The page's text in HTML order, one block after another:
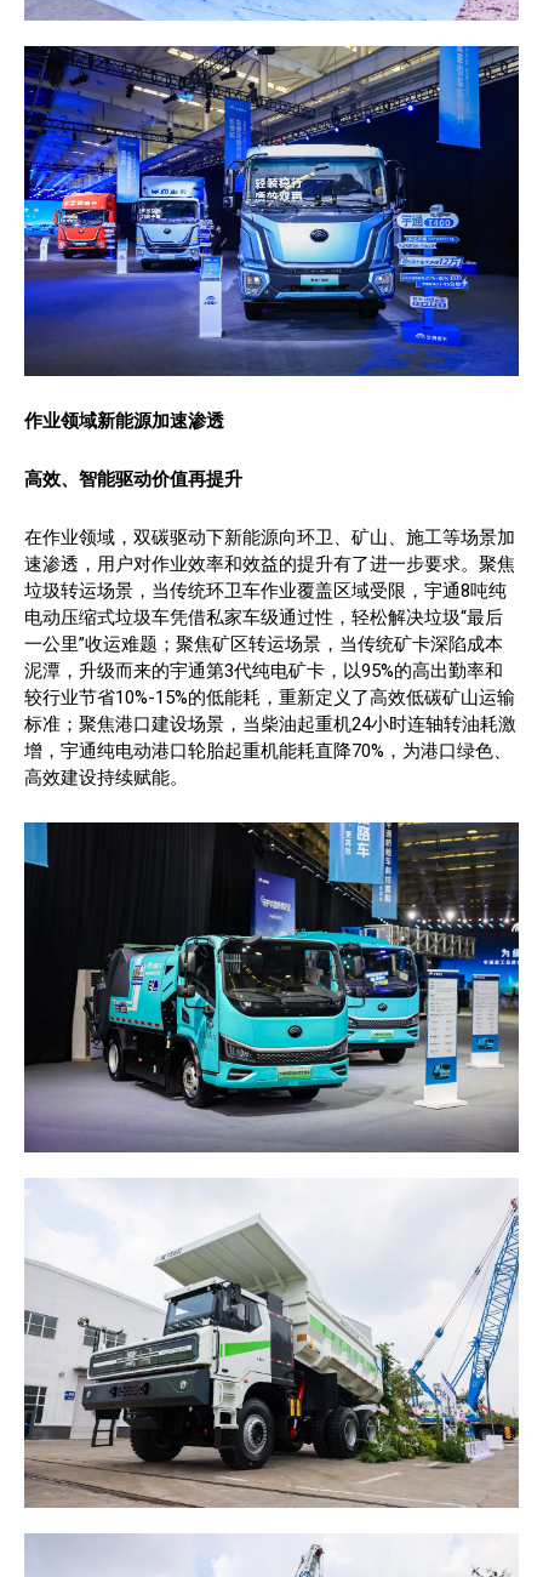
作业领域新能源加速渗透
高效、智能驱动价值再提升
在作业领域，双碳驱动下新能源向环卫、矿山、施工等场景加
速渗透，用户对作业效率和效益的提升有了进一步要求。聚焦
垃圾转运场景，当传统环卫车作业覆盖区域受限，宇通8吨纯
电动压缩式垃圾车凭借私家车级通过性，轻松解决垃圾“最后
一公里”收运难题；聚焦矿区转运场景，当传统矿卡深陷成本
泥潭，升级而来的宇通第3代纯电矿卡，以95%的高出勤率和
较行业节省10%-15%的低能耗，重新定义了高效低碳矿山运输
标准；聚焦港口建设场景，当柴油起重机24小时连轴转油耗激
增，宇通纯电动港口轮胎起重机能耗直降70%，为港口绿色、
高效建设持续赋能。